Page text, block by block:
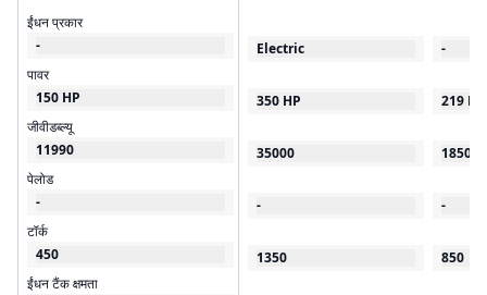
ईंधन प्रकार
-
पावर
150 HP
जीवीडब्ल्यू
11990
पेलोड
-
टॉर्क
450
ईंधन टैंक क्षमता
Electric
350 HP
35000
-
1350
-
219 HP
18500
-
850